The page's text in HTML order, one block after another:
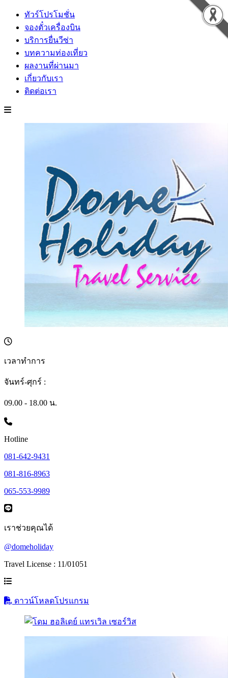
ทัวร์โปรโมชั่น
จองตั๋วเครื่องบิน
บริการยื่นวีซ่า
บทความท่องเที่ยว
ผลงานที่ผ่านมา
เกี่ยวกับเรา
ติดต่อเรา
เวลาทำการ
จันทร์-ศุกร์ :
09.00 - 18.00 น.
Hotline
081-642-9431
081-816-8963
065-553-9989
เราช่วยคุณได้
@domeholiday
Travel License : 11/01051
ดาวน์โหลดโปรแกรม